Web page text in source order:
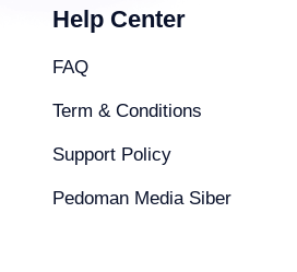
Help Center
FAQ
Term & Conditions
Support Policy
Pedoman Media Siber